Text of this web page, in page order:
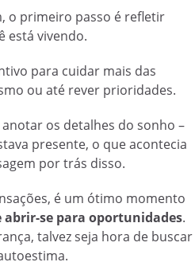
o primeiro passo é refletir
está vivendo.
para cuidar mais das
ou até rever prioridades.
os detalhes do sonho –
presente, o que acontecia
por trás disso.
é um ótimo momento
abrir-se para oportunidades.
talvez seja hora de buscar